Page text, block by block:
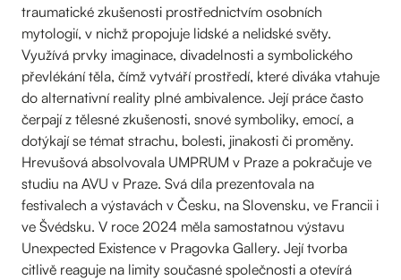
traumatické zkušenosti prostřednictvím osobních
mytologií, v nichž propojuje lidské a nelidské světy.
Využívá prvky imaginace, divadelnosti a symbolického
převlékání těla, čímž vytváří prostředí, které diváka vtahuje
do alternativní reality plné ambivalence. Její práce často
čerpají z tělesné zkušenosti, snové symboliky, emocí, a
dotýkají se témat strachu, bolesti, jinakosti či proměny.
Hrevušová absolvovala UMPRUM v Praze a pokračuje ve
studiu na AVU v Praze. Svá díla prezentovala na
festivalech a výstavách v Česku, na Slovensku, ve Francii i
ve Švédsku. V roce 2024 měla samostatnou výstavu
Unexpected Existence v Pragovka Gallery. Její tvorba
citlivě reaguje na limity současné společnosti a otevírá